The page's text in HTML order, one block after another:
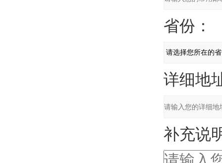
省份：
详细地址
补充说明